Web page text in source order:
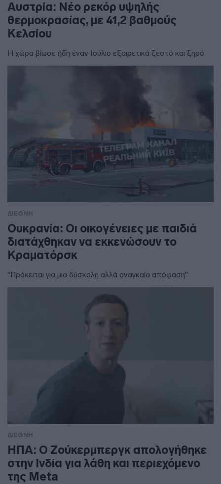
Αυστρία: Νέο ρεκόρ υψηλής
θερμοκρασίας, με 41,2 βαθμούς
Κελσίου
Η χώρα βίωσε ήδη έναν Ιούλιο εξαιρετικά ζεστό και ξηρό
ΔΙΕΘΝΗ
Ουκρανία: Οι οικογένειες με παιδιά
διατάχθηκαν να εκκενώσουν το
Κραματόρσκ
"Πρόκειται για μια δύσκολη αλλά αναγκαία απόφαση"
ΔΙΕΘΝΗ
ΗΠΑ: Ο Ζούκερμπεργκ απολογήθηκε
στην Ινδία για λάθη και περιεχόμενο
της Meta